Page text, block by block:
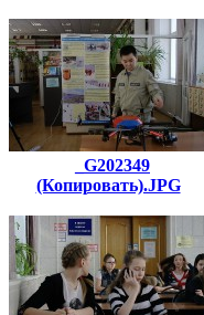
_G202349
(Копировать).JPG